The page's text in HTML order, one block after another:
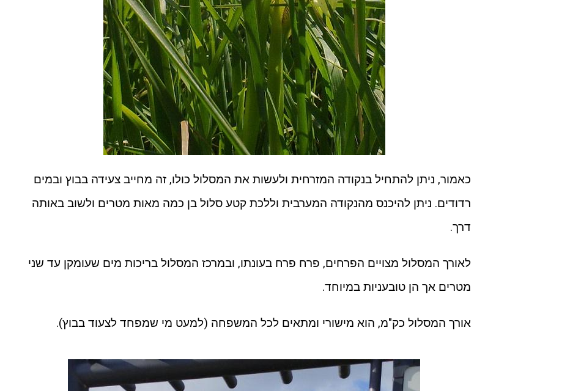
כאמור, ניתן להתחיל בנקודה המזרחית ולעשות את המסלול כולו, זה מחייב צעידה בבוץ ובמים
רדודים. ניתן להיכנס מהנקודה המערבית וללכת קטע סלול בן כמה מאות מטרים ולשוב באותה
דרך.
לאורך המסלול מצויים הפרחים, פרח פרח בעונתו, ובמרכז המסלול בריכות מים שעומקן עד שני
מטרים אך הן טובעניות במיוחד.
אורך המסלול כק"מ, הוא מישורי ומתאים לכל המשפחה (למעט מי שמפחד לצעוד בבוץ).